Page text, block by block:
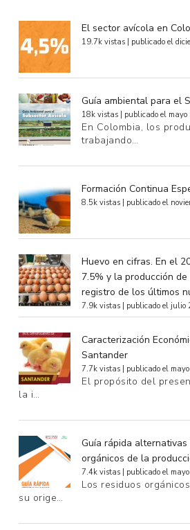
El sector avícola en
19.7k vistas publicado el
Guía ambiental para el
18k vistas publicado el
En Colombia, los
trabajando…
Formación Continua
8.5k vistas publicado el
Huevo en cifras. En el
7.5% y la producción
registro de los últimos
7.9k vistas publicado el julio
Caracterización
Santander
7.7k vistas publicado el
El propósito del
la i…
Guía rápida
orgánicos de la
7.4k vistas publicado el
Los residuos
su orige…